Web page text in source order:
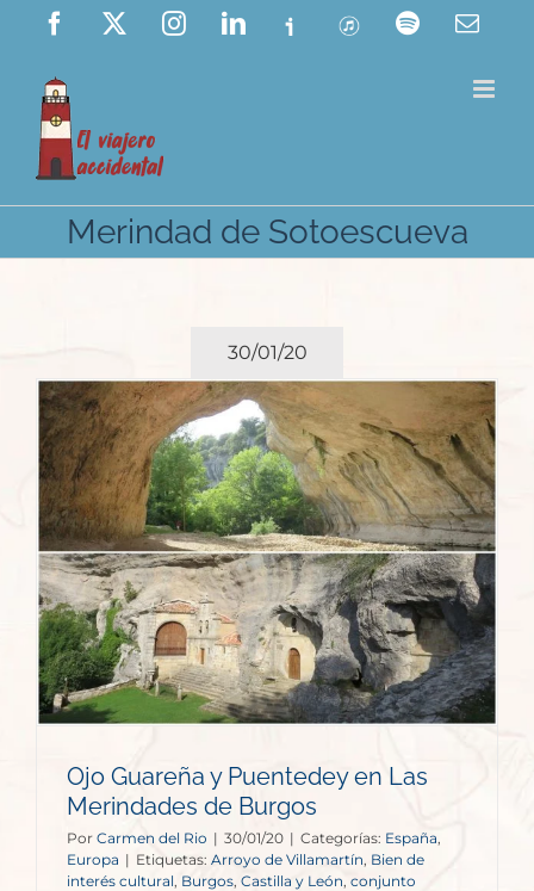
Saltar
contenido
Facebook InstagramLinkedIn
Ivoox ITunes Spotify
Merindad de Sotoescueva
30/01/20
Ojo Guareña y Puentedey en Las
Merindades de Burgos
Por Carmen del Rio | 30/01/20 | Categorías: España,
Europa | Etiquetas: Arroyo de Villamartín, Bien de
interés cultural Burgos, Castilla y León, conjunto